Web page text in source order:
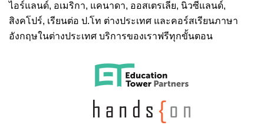
ไอร์แลนด์, อเมริกา, แคนาดา, ออสเตรเลีย, นิวซีแลนด์,
สิงคโปร์, เรียนต่อ ป.โท ต่างประเทศ และคอร์สเรียนภาษา
อังกฤษในต่างประเทศ บริการของเราฟรีทุกขั้นตอน